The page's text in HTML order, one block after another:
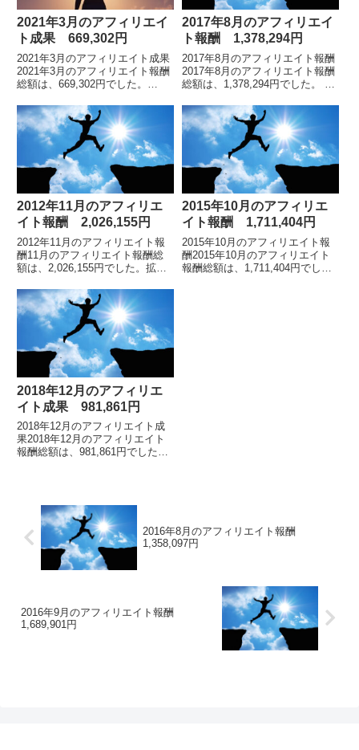
2021年3月のアフィリエイ
ト成果 669,302円
2021年3月のアフィリエイト成果
2021年3月のアフィリエイト報酬
総額は、669,302円でした。
ォトップ管理画面のフォーマット
が変わりました。アフィリエイト
報酬総...
2017年8月のアフィリエイ
ト報酬 1,378,294円
2017年8月のアフィリエイト報酬
2017年8月のアフィリエイト報酬
総額は、1,378,294円でした。 各
細はこちら累計報酬総額は「1億
80万円」アフィリエイト報酬の
累...
2012年11月のアフィリエ
イト報酬 2,026,155円
2012年11月のアフィリエイト報
酬11月のアフィリエイト報酬総
額は、2,026,155円でした。拡大
アフィリエイト報酬が200万円で
したので、2ヶ月連続して200万
円を...
2015年10月のアフィリエ
イト報酬 1,711,404円
2015年10月のアフィリエイト報
酬2015年10月のアフィリエイト
報酬総額は、1,711,404円でし
2018年12月のアフィリエ
イト成果 981,861円
2018年12月のアフィリエイト成
果2018年12月のアフィリエイト
報酬総額は、981,861円でした。
2016年8月のアフィリエイト報酬
1,358,097円
2016年9月のアフィリエイト報酬
1,689,901円